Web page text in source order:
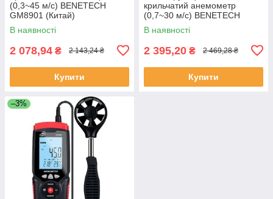
(0,3~45 м/с) BENETECH
GM8901 (Китай)
В наявності
2 078,94 ₴ 2 143,24 ₴
Купити
крильчатий анемометр
(0,7~30 м/с) BENETECH
GM8910 (Китай)
В наявності
2 395,20 ₴ 2 469,28 ₴
Купити
–3%